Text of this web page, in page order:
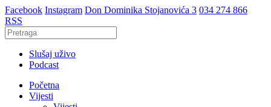
Facebook Instagram Don Dominika Stojanovića 3 034 274 866
RSS
Slušaj uživo
Podcast
Početna
Vijesti